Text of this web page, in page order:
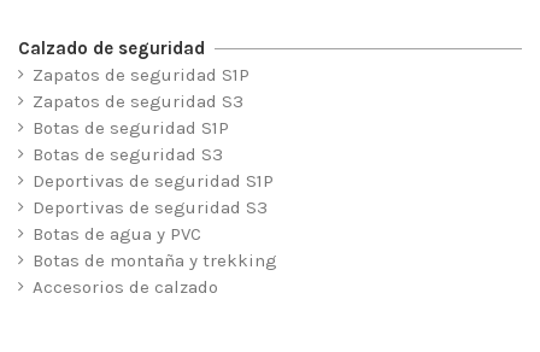
Calzado de seguridad
Zapatos de seguridad S1P
Zapatos de seguridad S3
Botas de seguridad S1P
Botas de seguridad S3
Deportivas de seguridad S1P
Deportivas de seguridad S3
Botas de agua y PVC
Botas de montaña y trekking
Accesorios de calzado